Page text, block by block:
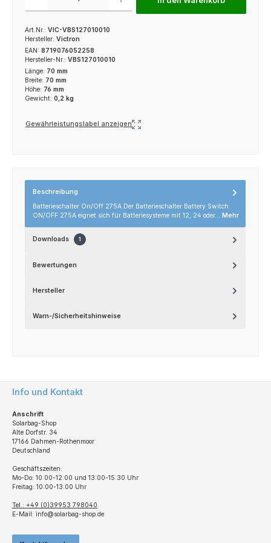
Art.Nr.: VIC-VBS127010010
Hersteller: Victron
EAN: 8719076052258
Hersteller-Nr.: VBS127010010
Länge: 70 mm
Breite: 70 mm
Höhe: 76 mm
Gewicht: 0,2 kg
Gewährleistungslabel anzeigen
Beschreibung
Batterieschalter On/Off 275A Der Batterieschalter Battery Switch
ON/OFF 275A eignet sich für Batteriesysteme mit 12, 24 oder… Mehr
Downloads 1
Bewertungen
Hersteller
Warn-/Sicherheitshinweise
Info und Kontakt
Anschrift
Solarbag-Shop
Alte Dorfstr. 34
17166 Dahmen-Rothenmoor
Deutschland
Geschäftszeiten:
Mo-Do: 10:00-12:00 und 13:00-15:30 Uhr
Freitag: 10:00-13:00 Uhr
Tel.: +49 (0)39953 798040
E-Mail: info@solarbag-shop.de